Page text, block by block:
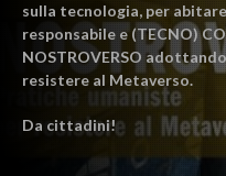
sulla tecnologia, per
responsabile e (TECNO)
NOSTROVERSO
resistere al Metaverso.
Da cittadini!